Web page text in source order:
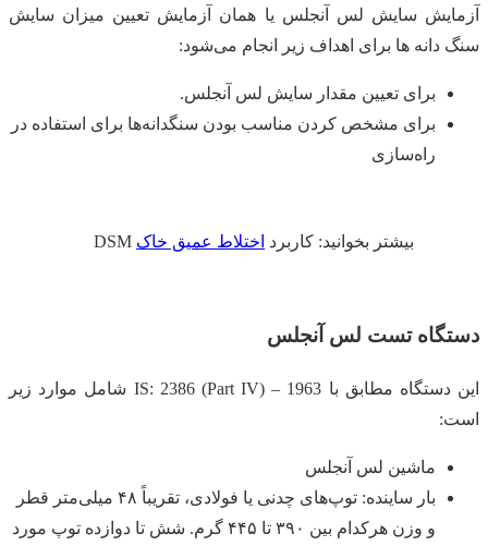
آزمایش سایش لس آنجلس یا همان آزمایش تعیین میزان سایش
سنگ دانه ها برای اهداف زیر انجام می‌شود:
برای تعیین مقدار سایش لس آنجلس.
برای مشخص کردن مناسب بودن سنگدانه‌ها برای استفاده در
راه‌سازی
بیشتر بخوانید: کاربرد اختلاط عمیق خاک
دستگاه تست لس آنجلس
این دستگاه مطابق با IS: 2386 (Part IV) – 1963 شامل موارد زیر
است:
ماشین لس آنجلس
بار ساینده: توپ‌های چدنی یا فولادی، تقریباً ۴۸ میلی‌متر قطر
و وزن هرکدام بین ۳۹۰ تا ۴۴۵ گرم. شش تا دوازده توپ مورد